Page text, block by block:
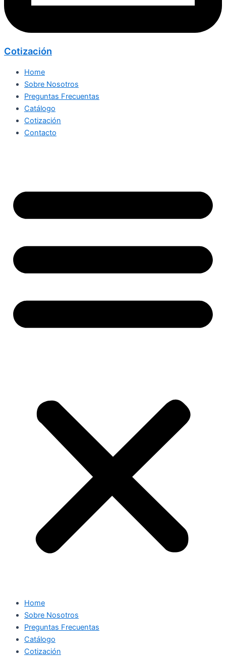
Cotización
Home
Sobre Nosotros
Preguntas Frecuentas
Catálogo
Cotización
Contacto
Home
Sobre Nosotros
Preguntas Frecuentas
Catálogo
Cotización